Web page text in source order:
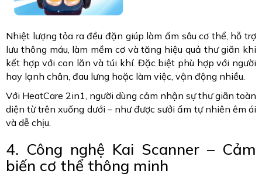
Nhiệt lượng tỏa ra đều đặn giúp làm ấm sâu cơ thể, hỗ trợ
lưu thông máu, làm mềm cơ và tăng hiệu quả thư giãn khi
kết hợp với con lăn và túi khí. Đặc biệt phù hợp với người
hay lạnh chân, đau lưng hoặc làm việc, vận động nhiều.
Với HeatCare 2in1, người dùng cảm nhận sự thư giãn toàn
diện từ trên xuống dưới – như được sưởi ấm tự nhiên êm ái
và dễ chịu.
4. Công nghệ Kai Scanner – Cảm
biến cơ thể thông minh